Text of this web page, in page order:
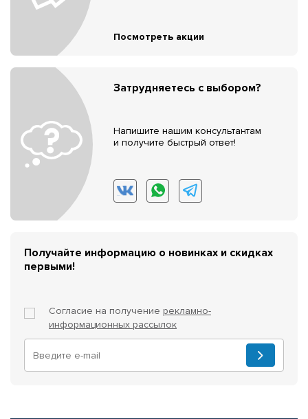
Посмотреть акции
Затрудняетесь с выбором?
Напишите нашим консультантам
и получите быстрый ответ!
Получайте информацию о новинках и скидках
первыми!
Согласие на получение рекламно-
информационных рассылок